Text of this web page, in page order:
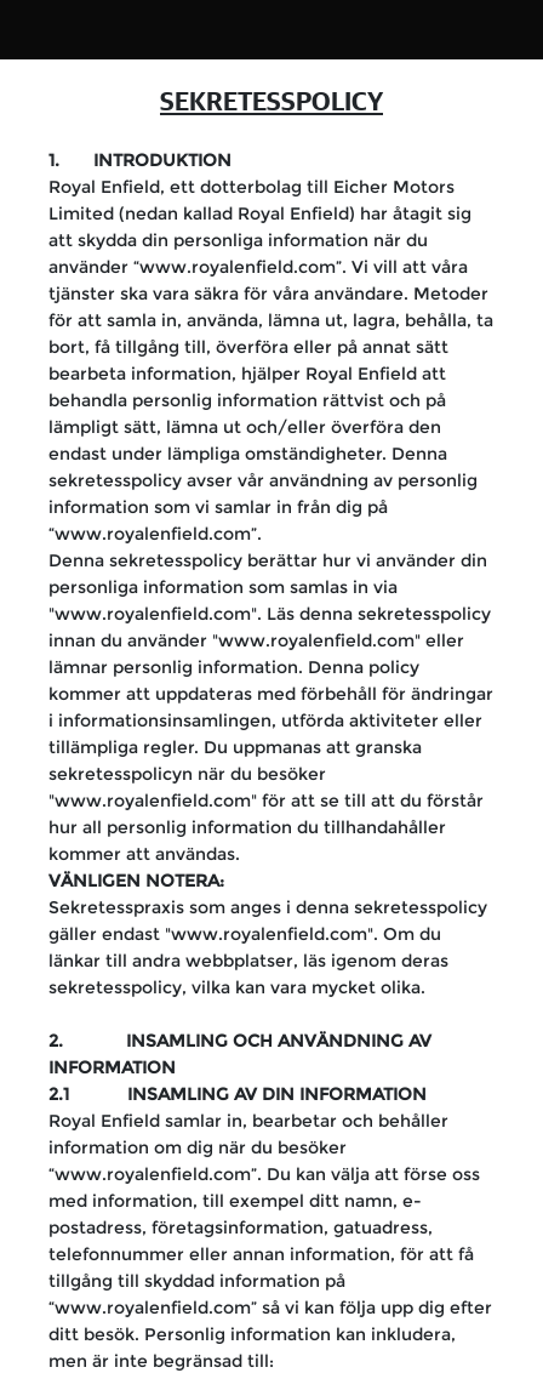
SEKRETESSPOLICY
1. INTRODUKTION
Royal Enfield, ett dotterbolag till Eicher Motors
Limited (nedan kallad Royal Enfield) har åtagit sig
att skydda din personliga information när du
använder “www.royalenfield.com”. Vi vill att våra
tjänster ska vara säkra för våra användare. Metoder
för att samla in, använda, lämna ut, lagra, behålla, ta
bort, få tillgång till, överföra eller på annat sätt
bearbeta information, hjälper Royal Enfield att
behandla personlig information rättvist och på
lämpligt sätt, lämna ut och/eller överföra den
endast under lämpliga omständigheter. Denna
sekretesspolicy avser vår användning av personlig
information som vi samlar in från dig på
“www.royalenfield.com”.
Denna sekretesspolicy berättar hur vi använder din
personliga information som samlas in via
"www.royalenfield.com". Läs denna sekretesspolicy
innan du använder "www.royalenfield.com" eller
lämnar personlig information. Denna policy
kommer att uppdateras med förbehåll för ändringar
i informationsinsamlingen, utförda aktiviteter eller
tillämpliga regler. Du uppmanas att granska
sekretesspolicyn när du besöker
"www.royalenfield.com" för att se till att du förstår
hur all personlig information du tillhandahåller
kommer att användas.
VÄNLIGEN NOTERA:
Sekretesspraxis som anges i denna sekretesspolicy
gäller endast "www.royalenfield.com". Om du
länkar till andra webbplatser, läs igenom deras
sekretesspolicy, vilka kan vara mycket olika.
2. INSAMLING OCH ANVÄNDNING AV
INFORMATION
2.1 INSAMLING AV DIN INFORMATION
Royal Enfield samlar in, bearbetar och behåller
information om dig när du besöker
“www.royalenfield.com”. Du kan välja att förse oss
med information, till exempel ditt namn, e-
postadress, företagsinformation, gatuadress,
telefonnummer eller annan information, för att få
tillgång till skyddad information på
“www.royalenfield.com” så vi kan följa upp dig efter
ditt besök. Personlig information kan inkludera,
men är inte begränsad till: